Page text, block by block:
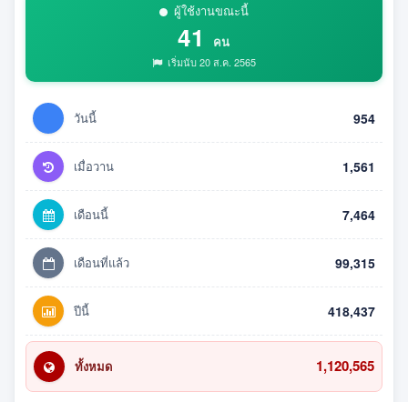
ผู้ใช้งานขณะนี้
41 คน
เริ่มนับ 20 ส.ค. 2565
วันนี้ 954
เมื่อวาน 1,561
เดือนนี้ 7,464
เดือนที่แล้ว 99,315
ปีนี้ 418,437
ทั้งหมด 1,120,565